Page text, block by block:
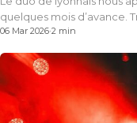
quelques mois d’avance.
06 Mar 2026·2 min